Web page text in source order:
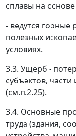
сплавы на
- ведутся
полезных
условиях.
3.3. Ущерб -
субъектов, части
(см.п.2.25).
3.4. Основные
труда (здания,